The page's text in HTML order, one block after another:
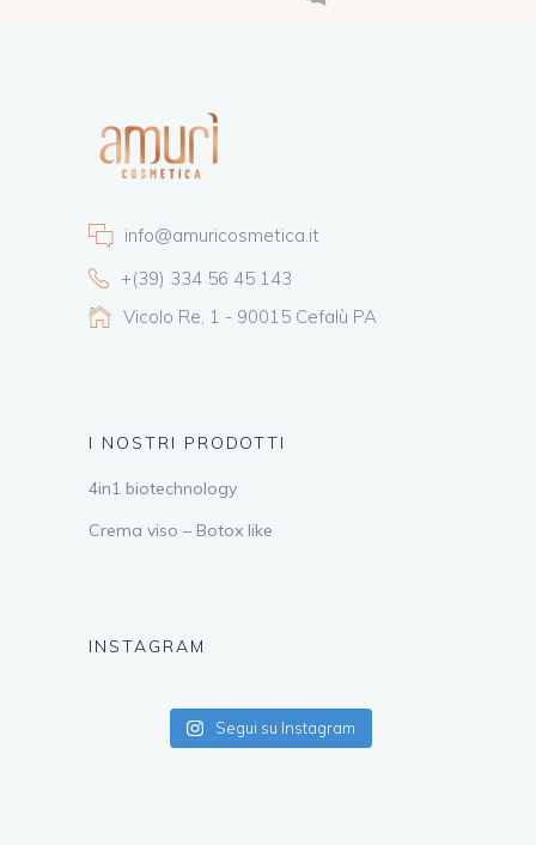
info@amuricosmetica.it
+(39) 334 56 45 143
Vicolo Re, 1 - 90015 Cefalù PA
I NOSTRI PRODOTTI
4in1 biotechnology
Crema viso – Botox like
INSTAGRAM
Segui su Instagram